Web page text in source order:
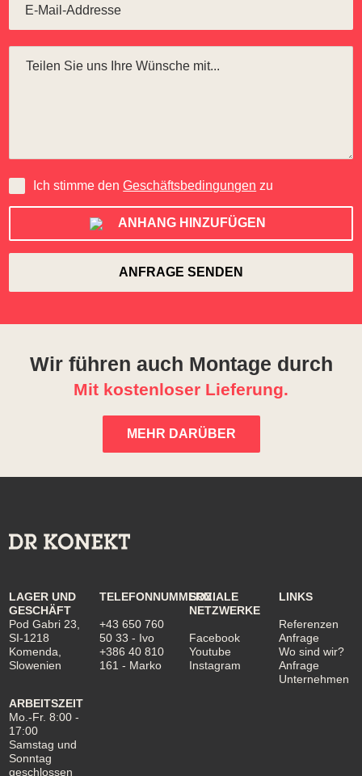
Ich stimme denGeschäftsbedingungen zu
ANHANG HINZUFÜGEN
Wir führen auch Montage durch
Mit kostenloser Lieferung.
MEHR DARÜBER
LAGER UND
GESCHÄFT
Pod Gabri 23,
SI-1218
Komenda,
Slowenien
ARBEITSZEIT
Mo.-Fr. 8:00 -
17:00
Samstag und
Sonntag
geschlossen
TELEFONNUMMERN
+43 650 760
50 33 - Ivo
+386 40 810
161 - Marko
SOZIALE
NETZWERKE
Facebook
Youtube
Instagram
LINKS
Referenzen
Anfrage
Wo sind wir?
Anfrage
Unternehmen